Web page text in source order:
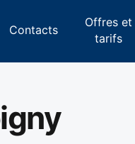
Contacts
Offres et
tarifs